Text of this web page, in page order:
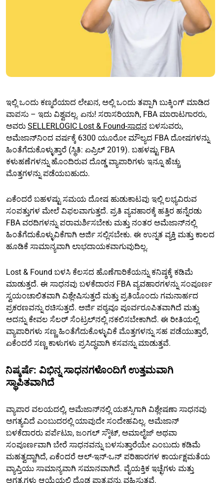
ಇಲ್ಲಿ ಒಂದು ಕಣ್ಮರೆಯಾದ ಲೇಖನ, ಅಲ್ಲಿ ಒಂದು ತಪ್ಪಾಗಿ ಬುಕ್ಕಿಂಗ್ ಮಾಡಿದ
ವಾಪಸು – ಇದು ವಿಶ್ವವಲ್ಲ. ಏನು! ಸರಾಸರಿಯಾಗಿ, FBA ಮಾರಾಟಗಾರರು,
ಅವರು SELLERLOGIC Lost & Found-ಸಾಧನ ಬಳಸುವರು,
ಅಮೆಜಾನ್‌ನಿಂದ ವರ್ಷಕ್ಕೆ 6300 ಯೂರೋ ಮೌಲ್ಯದ FBA ದೋಷಗಳನ್ನು
ಹಿಂತೆಗೆದುಕೊಳ್ಳುತ್ತಾರೆ (ಸ್ಥಿತಿ: ಏಪ್ರಿಲ್ 2019). ಬಹಳಷ್ಟು FBA
ಕಳುಹಣೆಗಳನ್ನು ಹೊಂದಿರುವ ದೊಡ್ಡ ವ್ಯಾಪಾರಿಗಳು ಇನ್ನೂ ಹೆಚ್ಚು
ಮೊತ್ತಗಳನ್ನು ಪಡೆಯಬಹುದು.
ಏಕೆಂದರೆ ಬಹಳಷ್ಟು ಸಮಯ ದೋಷ ಹುಡುಕಾಟವು ಇಲ್ಲಿ ಲಭ್ಯವಿರುವ
ಸಂಪತ್ತುಗಳ ಮೇಲೆ ವಿಫಲವಾಗುತ್ತದೆ. ಪ್ರತಿ ವ್ಯವಹಾರಕ್ಕೆ ಹತ್ತಿರ ಹನ್ನೆರಡು
FBA ವರದಿಗಳನ್ನು ಪರಾಮರ್ಶಿಸಬೇಕು ಮತ್ತು ನಂತರ ಅಮೆಜಾನ್‌ನಲ್ಲಿ
ಹಿಂತೆಗೆದುಕೊಳ್ಳುವಿಕೆಗಾಗಿ ಅರ್ಜಿ ಸಲ್ಲಿಸಬೇಕು. ಈ ಉನ್ನತ ವ್ಯಕ್ತಿ ಮತ್ತು ಕಾಲದ
ಹೂಡಿಕೆ ಸಾಮಾನ್ಯವಾಗಿ ಲಾಭದಾಯಕವಾಗುವುದಿಲ್ಲ.
Lost & Found ಬಳಸಿ ಕೆಲಸದ ಹೊಣೆಗಾರಿಕೆಯನ್ನು ಕನಿಷ್ಠಕ್ಕೆ ಕಡಿಮೆ
ಮಾಡುತ್ತದೆ. ಈ ಸಾಧನವು ಬಳಕೆದಾರನ FBA ವ್ಯವಹಾರಗಳನ್ನು ಸಂಪೂರ್ಣ
ಸ್ವಯಂಚಾಲಿತವಾಗಿ ವಿಶ್ಲೇಷಿಸುತ್ತದೆ ಮತ್ತು ಪ್ರತಿಯೊಂದು ಗಮನಾರ್ಹದ
ಪ್ರಕರಣವನ್ನು ರಚಿಸುತ್ತದೆ. ಅರ್ಜಿ ಪಠ್ಯವೂ ಪೂರ್ವರೂಪಿತವಾಗಿದೆ ಮತ್ತು
ಅದನ್ನು ಕೇವಲ ಸೆಲರ್ ಸೆಂಟ್ರಲ್‌ನಲ್ಲಿ ನಕಲಿಸಬೇಕಾಗಿದೆ. ಈ ರೀತಿಯಲ್ಲಿ
ವ್ಯಾಪಾರಿಗಳು ಸಣ್ಣ ಹಿಂತೆಗೆದುಕೊಳ್ಳುವಿಕೆ ಮೊತ್ತಗಳನ್ನು ಸಹ ಪಡೆಯುತ್ತಾರೆ,
ಏಕೆಂದರೆ ಸಣ್ಣ ಕಾಳುಗಳು ಪ್ರಸಿದ್ಧವಾಗಿ ಕಸವನ್ನು ಮಾಡುತ್ತವೆ.
ನಿಷ್ಕರ್ಷೆ: ವಿಭಿನ್ನ ಸಾಧನಗಳೊಂದಿಗೆ ಉತ್ತಮವಾಗಿ
ಸ್ಥಾಪಿತವಾಗಿದೆ
ವ್ಯಾಪಾರ ವಲಯದಲ್ಲಿ, ಅಮೆಜಾನ್‌ನಲ್ಲಿ ಯಶಸ್ಸಿಗಾಗಿ ವಿಶ್ಲೇಷಣಾ ಸಾಧನವು
ಅಗತ್ಯವಿದೆ ಎಂಬುದರಲ್ಲಿ ಯಾವುದೇ ಸಂದೇಹವಿಲ್ಲ. ಅಮೆಜಾನ್
ಬಳಕೆದಾರರು ಪರ್ಪೆಟುಾ, ಜಂಗಲ್ ಸ್ಕೌಟ್, ಅಮಾಲೈಜ್ ಅಥವಾ
ಸಂಪೂರ್ಣವಾಗಿ ಬೇರೆ ಸಾಧನವನ್ನು ಬಳಸುತ್ತಾರೆಯೇ ಎಂಬುದು ಕಡಿಮೆ
ಮಹತ್ವದ್ದಾಗಿದೆ, ಏಕೆಂದರೆ ಆಲ್-ಇನ್-ಒನ್ ಪರಿಹಾರಗಳ ಕಾರ್ಯಕ್ಷಮತೆಯ
ವ್ಯಾಪ್ತಿಯು ಸಾಮಾನ್ಯವಾಗಿ ಸಮಾನವಾಗಿದೆ. ವೈಯಕ್ತಿಕ ಇಚ್ಛೆಗಳು ಮತ್ತು
ಅಗತ್ಯಗಳು ಆಯ್ಕೆಯಲ್ಲಿ ದೊಡ್ಡ ಪಾತ್ರವನ್ನು ವಹಿಸುತ್ತವೆ.